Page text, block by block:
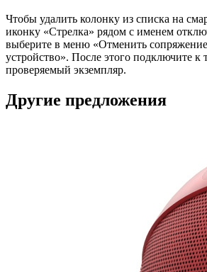
Чтобы удалить колонку из списка на
иконку «Стрелка» рядом с именем
выберите в меню «Отменить
устройство». После этого подключите
проверяемый экземпляр.
Другие предложения